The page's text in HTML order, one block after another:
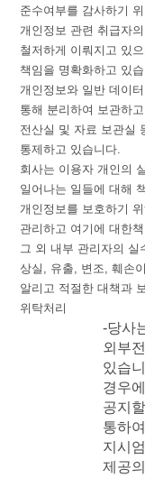
준수여부를 감사하기
개인정보 관련 취급자의
철저하게 이뤄지고 있
책임을 명확화하고 있
개인정보와 일반 데이
통해 분리하여 보관하고
전산실 및 자료 보관실
통제하고 있습니다.
회사는 이용자 개인의
일어나는 일들에 대해
개인정보를 보호하기
관리하고 여기에 대한
그 외 내부 관리자의 실
상실 , 유출, 변조,훼손이
알리고 적절한 대책과
위탁처리
-당사
외부
있습
경우
공지할
통하여
지시
제공의